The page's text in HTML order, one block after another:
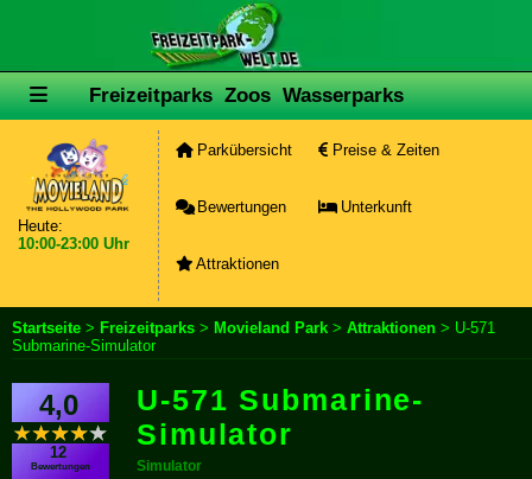
Freizeitparks Zoos Wasserparks
Heute:
10:00-23:00 Uhr
Parkübersicht Preise & Zeiten
Bewertungen Unterkunft
Attraktionen
Startseite > Freizeitparks > Movieland Park > Attraktionen > U-571
Submarine-Simulator
4,0
12
Bewertungen
U-571 Submarine-
Simulator
Simulator